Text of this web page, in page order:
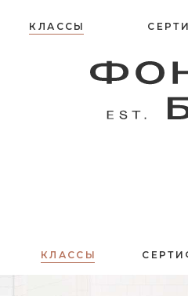
КЛАССЫ
КЛАССЫ